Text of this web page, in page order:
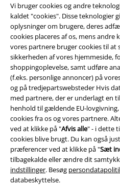
Vi bruger cookies og andre
kaldet "cookies". Disse teknologier
oplysninger om brugere, deres
cookies placeres af os, mens
vores partnere bruger cookies til at
sikkerheden af ​​vores hjemmeside,
shoppingoplevelse, samt udføre
(f.eks. personlige annoncer) på
og på tredjepartswebsteder Hvis
med partnere, der er underlagt en
henhold til gældende EU-
cookies fra os og vores partnere.
ved at klikke på "Afvis alle" - i dette
cookies blive brugt. Du kan også
præferencer ved at klikke på "Sæt
tilbagekalde eller ændre dit
indstillinger. Besøg
databeskyttelse.
EMP
Download den nye EMP app
og
A Warner Music